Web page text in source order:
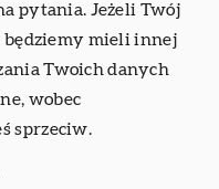
pytania. Jeżeli Twój
będziemy mieli innej
Twoich danych
wobec
sprzeciw.